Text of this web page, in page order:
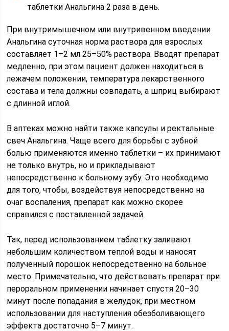
таблетки Анальгина 2 раза в день.
При внутримышечном или внутривенном введении
Анальгина суточная норма раствора для взрослых
составляет 1–2 мл 25–50% раствора. Вводят препарат
медленно, при этом пациент должен находиться в
лежачем положении, температура лекарственного
состава и тела должны совпадать, а шприц выбирают
с длинной иглой.
В аптеках можно найти также капсулы и ректальные
свеч Анальгина. Чаще всего для борьбы с зубной
болью применяются именно таблетки – их принимают
не только внутрь, но и прикладывают
непосредственно к больному зубу. Это необходимо
для того, чтобы, воздействуя непосредственно на
очаг воспаления, препарат как можно скорее
справился с поставленной задачей.
Так, перед использованием таблетку заливают
небольшим количеством теплой воды и наносят
полученный порошок непосредственно на больное
место. Примечательно, что действовать препарат при
пероральном применении начинает спустя 20–30
минут после попадания в желудок, при местном
использовании для наступления обезболивающего
эффекта достаточно 5–7 минут.